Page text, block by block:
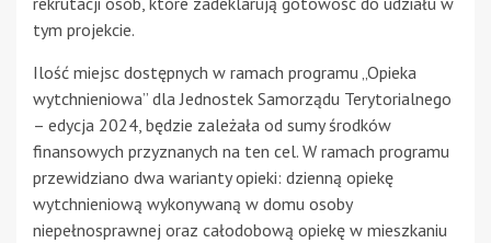
tym projekcie.
Ilość miejsc dostępnych w ramach programu „Opieka
wytchnieniowa” dla Jednostek Samorządu Terytorialnego
– edycja 2024, będzie zależała od sumy środków
finansowych przyznanych na ten cel. W ramach programu
przewidziano dwa warianty opieki: dzienną opiekę
wytchnieniową wykonywaną w domu osoby
niepełnosprawnej oraz całodobową opiekę w mieszkaniu